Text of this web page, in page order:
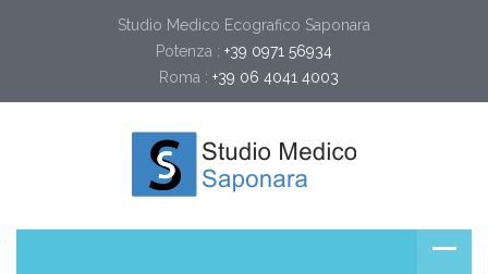
Studio Medico Ecografico Saponara
Potenza : +39 0971 56934
Roma : +39 06 4041 4003